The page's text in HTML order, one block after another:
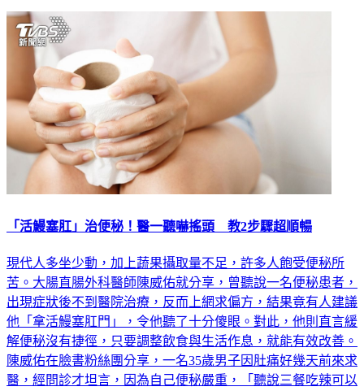
「活鰻塞肛」治便秘！醫一聽嚇搖頭 教2步驟超順暢
現代人多坐少動，加上蔬果攝取量不足，許多人飽受便秘所
苦。大腸直腸外科醫師陳威佑就分享，曾聽說一名便秘患者，
出現症狀後不到醫院治療，反而上網求偏方，結果竟有人建議
他「拿活鰻塞肛門」，令他聽了十分傻眼。對此，他則直言緩
解便秘沒有捷徑，只要調整飲食與生活作息，就能有效改善。
陳威佑在臉書粉絲團分享，一名35歲男子因肚痛好幾天前來求
醫，經問診才坦言，因為自己便秘嚴重，「聽說三餐吃辣可以